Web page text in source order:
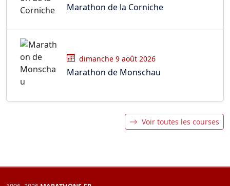
Marathon de la Corniche
dimanche 9 août 2026
Marathon de Monschau
Voir toutes les courses